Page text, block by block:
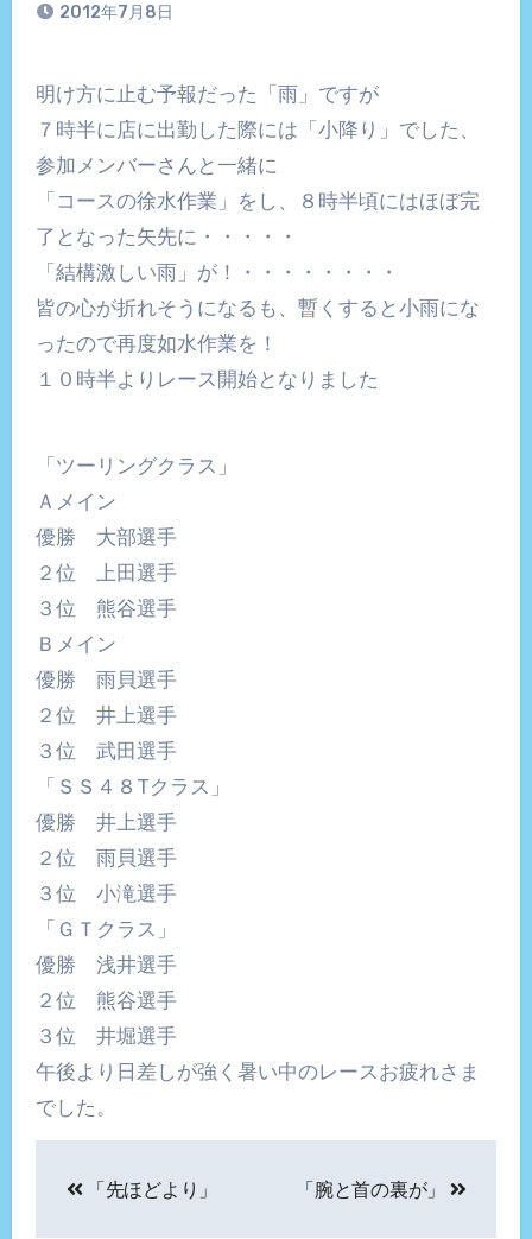
2012年7月8日
明け方に止む予報だった「雨」ですが
７時半に店に出勤した際には「小降り」でした、
参加メンバーさんと一緒に
「コースの徐水作業」をし、８時半頃にはほぼ完
了となった矢先に・・・・・
「結構激しい雨」が！・・・・・・・・
皆の心が折れそうになるも、暫くすると小雨にな
ったので再度如水作業を！
１０時半よりレース開始となりました
「ツーリングクラス」
Ａメイン
優勝 大部選手
２位 上田選手
３位 熊谷選手
Ｂメイン
優勝 雨貝選手
２位 井上選手
３位 武田選手
「ＳＳ４８Tクラス」
優勝 井上選手
２位 雨貝選手
３位 小滝選手
「ＧＴクラス」
優勝 浅井選手
２位 熊谷選手
３位 井堀選手
午後より日差しが強く暑い中のレースお疲れさま
でした。
「先ほどより」 「腕と首の裏が」